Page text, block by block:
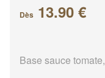
Dès 13.90 €
Base sauce